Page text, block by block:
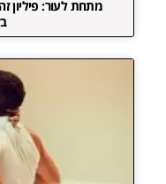
מתחת לעור: פיליון